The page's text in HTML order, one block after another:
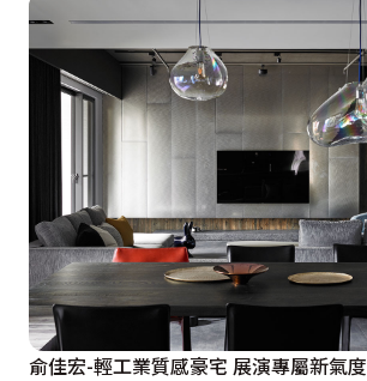
俞佳宏-輕工業質感豪宅 展演專屬新氣度